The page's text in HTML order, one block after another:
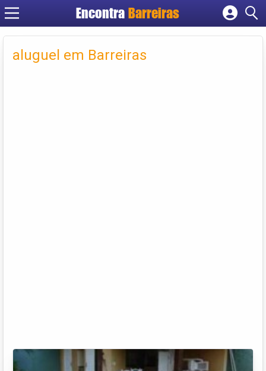
EncontraBarreiras
Cadastrar empresa
Criar conta
aluguel em Barreiras